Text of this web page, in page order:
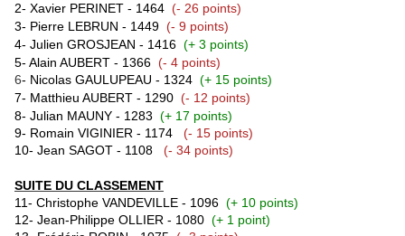
2- Xavier PERINET - 1464 (- 26 points)
3- Pierre LEBRUN - 1449 (- 9 points)
4- Julien GROSJEAN - 1416 (+ 3 points)
5- Alain AUBERT - 1366 (- 4 points)
6- Nicolas GAULUPEAU - 1324 (+ 15 points)
7- Matthieu AUBERT - 1290 (- 12 points)
8- Julian MAUNY - 1283 (+ 17 points)
9- Romain VIGINIER - 1174
(- 15 points)
10- Jean SAGOT - 1108
(- 34 points)
SUITE DU CLASSEMENT
11- Christophe VANDEVILLE - 1096 (+ 10 points)
12- Jean-Philippe OLLIER - 1080 (+ 1 point)